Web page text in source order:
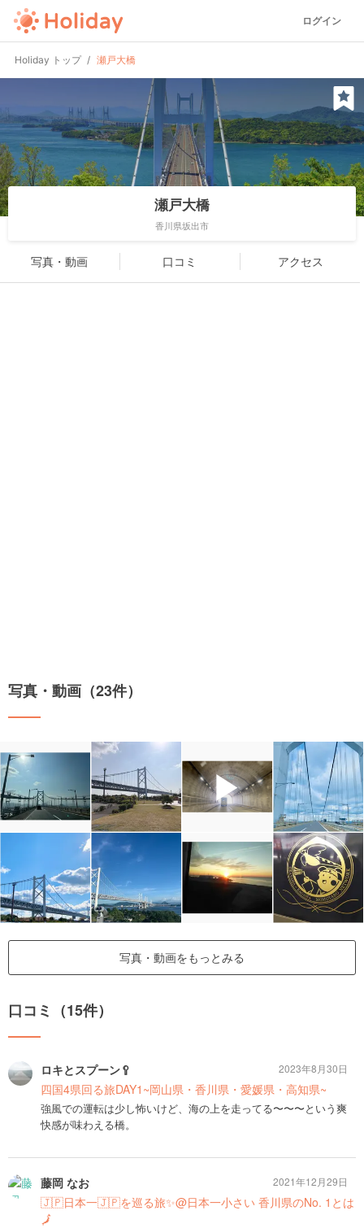
ログイン
Holiday トップ 瀬戸大橋
瀬戸大橋
香川県坂出市
写真・動画 口コミ アクセス
写真・動画（23件）
▶
写真・動画をもっとみる
口コミ（15件）
ロキとスプーン🥄
四国4県回る旅DAY1~岡山県・香川県・愛媛県・高知県~
強風での運転は少し怖いけど、海の上を走ってる〜〜〜という爽
快感が味わえる橋。
2023年8月30日
藤岡 なお
🇯🇵日本一🇯🇵を巡る旅✨@日本一小さい 香川県のNo. 1とは
🗾
2021年12月29日